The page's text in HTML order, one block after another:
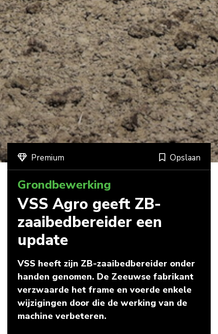
Premium Opslaan
Grondbewerking
VSS Agro geeft ZB-
zaaibedbereider een
update
VSS heeft zijn ZB-zaaibedbereider onder
handen genomen. De Zeeuwse fabrikant
verzwaarde het frame en voerde enkele
wijzigingen door die de werking van de
machine verbeteren.